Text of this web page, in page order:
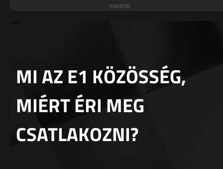
MI AZ E1 KÖZÖSSÉG,
MIÉRT ÉRI MEG
CSATLAKOZNI?